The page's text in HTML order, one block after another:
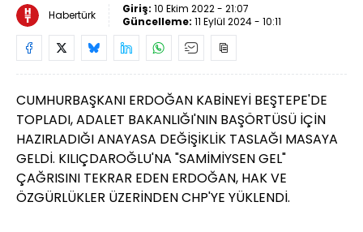
Habertürk Giriş: 10 Ekim 2022 - 21:07
Güncelleme: 11 Eylül 2024 - 10:11
CUMHURBAŞKANI ERDOĞAN KABİNEYİ BEŞTEPE'DE
TOPLADI, ADALET BAKANLIĞI'NIN BAŞÖRTÜSÜ İÇİN
HAZIRLADIĞI ANAYASA DEĞİŞİKLİK TASLAĞI MASAYA
GELDİ. KILIÇDAROĞLU'NA "SAMİMİYSEN GEL"
ÇAĞRISINI TEKRAR EDEN ERDOĞAN, HAK VE
ÖZGÜRLÜKLER ÜZERİNDEN CHP'YE YÜKLENDİ.